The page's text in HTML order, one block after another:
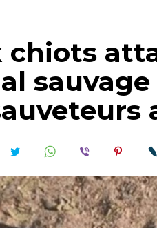
chiots